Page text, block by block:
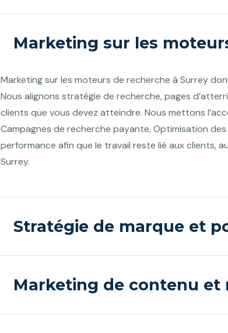
Marketing sur les
Marketing sur les moteurs de recherche à Surrey
Nous alignons stratégie de recherche, pages
clients que vous devez atteindre. Nous mettons
Campagnes de recherche payante, Optimisation
performance afin que le travail reste lié aux clients,
Surrey.
Stratégie de marque et
Marketing de contenu et